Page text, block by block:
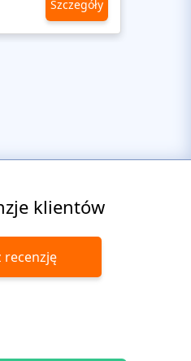
Szczegóły
klientów
recenzję